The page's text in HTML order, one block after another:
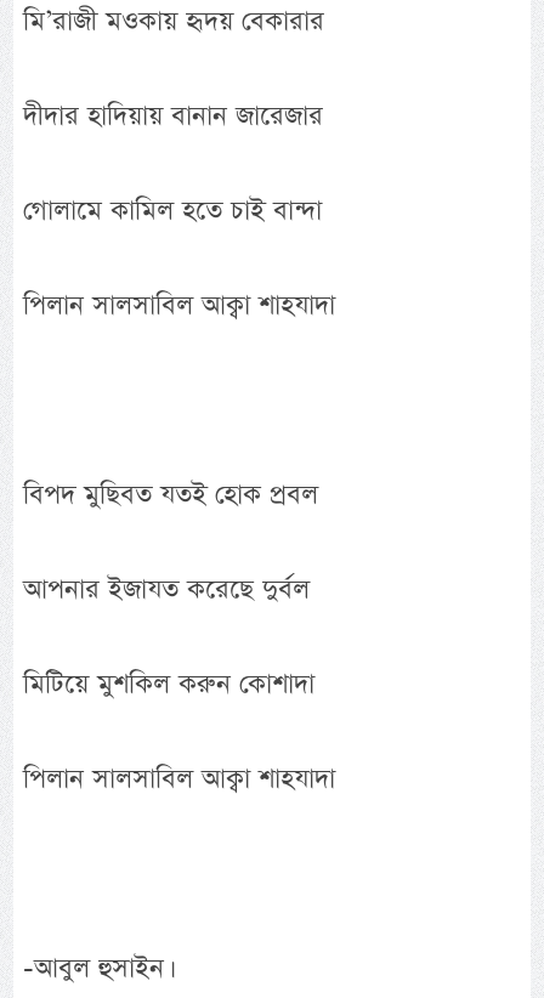
মি’রাজী মওকায় হৃদয় বেকারার
দীদার হাদিয়ায় বানান জারেজার
গোলামে কামিল হতে চাই বান্দা
পিলান সালসাবিল আক্বা শাহযাদা
বিপদ মুছিবত যতই হোক প্রবল
আপনার ইজাযত করেছে দুর্বল
মিটিয়ে মুশকিল করুন কোশাদা
পিলান সালসাবিল আক্বা শাহযাদা
-আবুল হুসাইন।